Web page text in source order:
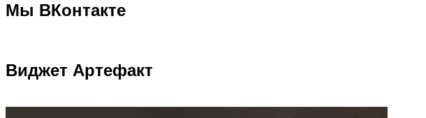
Мы ВКонтакте
Виджет Артефакт